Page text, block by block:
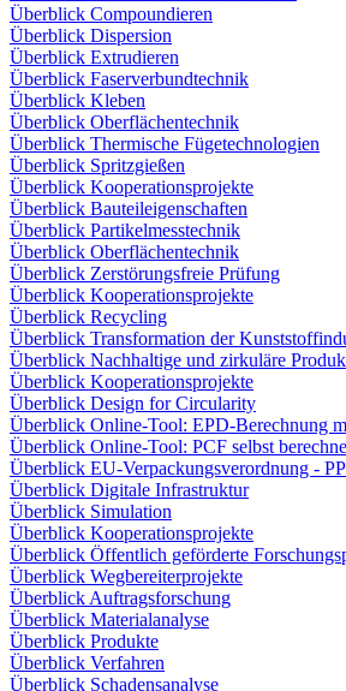
Überblick Compoundieren
Überblick Dispersion
Überblick Extrudieren
Überblick Faserverbundtechnik
Überblick Kleben
Überblick Oberflächentechnik
Überblick Thermische Fügetechnologien
Überblick Spritzgießen
Überblick Kooperationsprojekte
Überblick Bauteileigenschaften
Überblick Partikelmesstechnik
Überblick Oberflächentechnik
Überblick Zerstörungsfreie Prüfung
Überblick Kooperationsprojekte
Überblick Recycling
Überblick Transformation der
Überblick Nachhaltige und zirkuläre
Überblick Kooperationsprojekte
Überblick Design for Circularity
Überblick Online-Tool: EPD-Berechnung
Überblick Online-Tool: PCF selbst
Überblick EU-Verpackungsverordnung -
Überblick Digitale Infrastruktur
Überblick Simulation
Überblick Kooperationsprojekte
Überblick Öffentlich geförderte
Überblick Wegbereiterprojekte
Überblick Auftragsforschung
Überblick Materialanalyse
Überblick Produkte
Überblick Verfahren
Überblick Schadensanalyse